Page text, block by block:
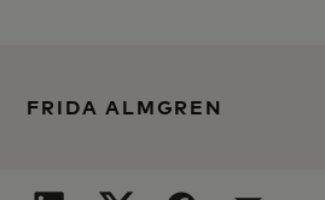
FRIDA ALMGREN